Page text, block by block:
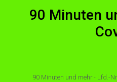
90 Minuten
90 Minuten und mehr - Lfd.-